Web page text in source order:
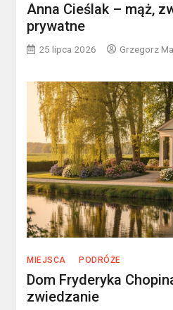
Anna Cieślak – mąż,
prywatne
25 lipca 2026 Grzegorz
MIEJSCA PODRÓŻE
Dom Fryderyka
zwiedzanie